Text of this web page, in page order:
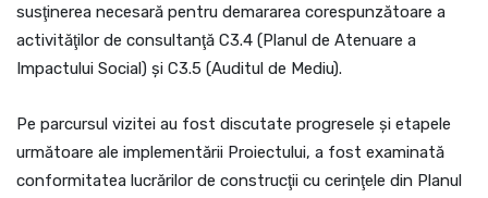
susţinerea necesară pentru demararea corespunzătoare a
activităţilor de consultanţă C3.4 (Planul de Atenuare a
Impactului Social) şi C3.5 (Auditul de Mediu).
Pe parcursul vizitei au fost discutate progresele şi etapele
următoare ale implementării Proiectului, a fost examinată
conformitatea lucrărilor de construcţii cu cerinţele din Planul